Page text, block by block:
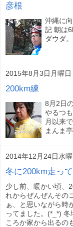
彦根
沖縄に
記 朝は
ダウダ
2015年8月3日月曜日
200km練
8月2日
やるつ
月以来
まんま
2014年12月24日水曜
冬に200km走っ
少し前、暖かい頃、
れからぜんぜんその
ぁ、と思いながら時
ってました。(*_*)
ころか家から出るの